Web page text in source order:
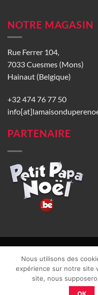
NOTRE MAGASIN
Rue Ferrer 104,
7033 Cuesmes (Mons)
Hainaut (Belgique)
+32 474 76 77 50
PARTENAIRE
CGU| Vie privée| TVA :
Nous utilisons des
expérience sur notre site
site, nous